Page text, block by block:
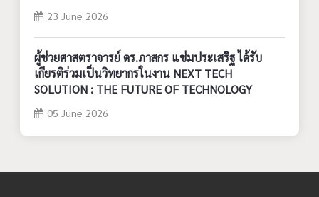
23 June 2026
ผู้ช่วยศาสตราจารย์ ดร.ภาสกร แช่มประเสริฐ ได้รับ
เกียรติร่วมเป็นวิทยากรในงาน NEXT TECH
SOLUTION : THE FUTURE OF TECHNOLOGY
05 June 2026